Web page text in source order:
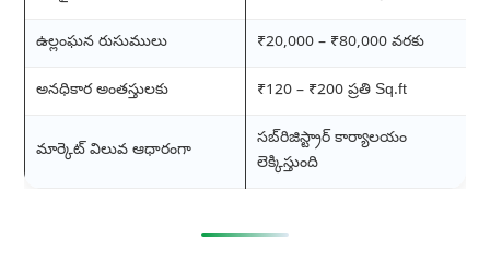
ఉల్లంఘన రుసుములు ₹20,000 – ₹80,000 వరకు
అనధికార అంతస్తులకు ₹120 – ₹200 ప్రతి Sq.ft
మార్కెట్ విలువ ఆధారంగా
సబ్‌రిజిస్ట్రార్ కార్యాలయం
లెక్కిస్తుంది